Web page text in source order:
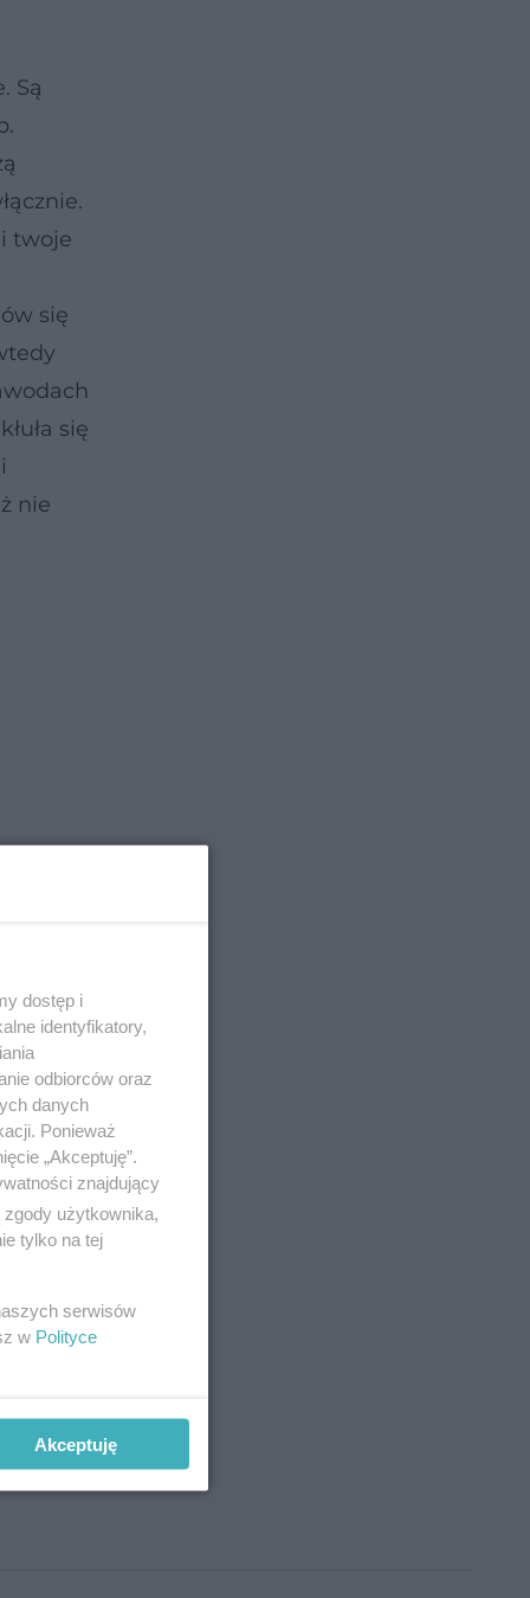
Są
twoje
się
się
nie
dostęp i
identyfikatory,
odbiorców oraz
danych
Ponieważ
„Akceptuję”.
znajdujący
użytkownika,
tylko na tej
serwisów
w Polityce
Akceptuję